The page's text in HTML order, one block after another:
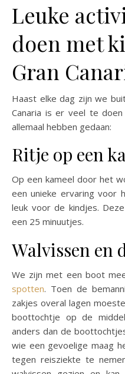
Leuke
doen met
Gran
Haast elke dag zijn we
Canaria is er veel te
allemaal hebben gedaan:
Ritje op een
Op een kameel door het
een unieke ervaring voor
leuk voor de kindjes. Deze
een 25 minuutjes.
Walvissen en
We zijn met een boot
spotten. Toen de
zakjes overal lagen
boottochtje op de
anders dan de
wie een gevoelige maag
tegen reisziekte te